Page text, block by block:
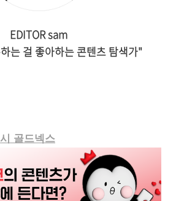
EDITOR sam
는 걸 좋아하는 콘텐츠 탐색가"
골드넥스